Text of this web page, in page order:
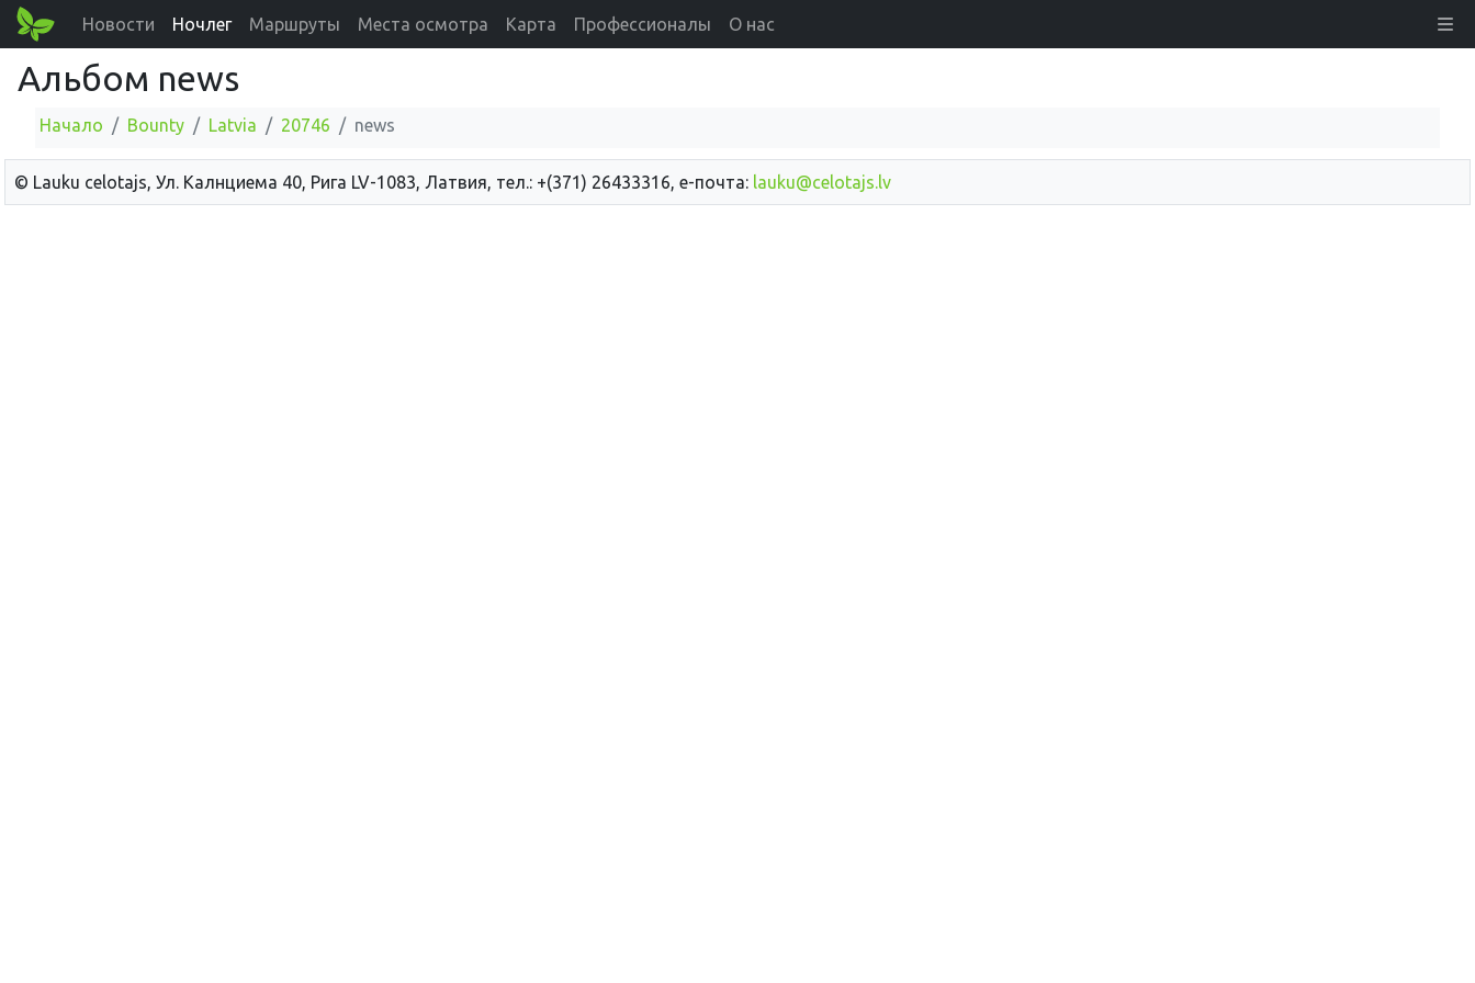
Новости Ночлег Маршруты Места осмотра Карта Профессионалы О нас
Альбом news
Начало Bounty Latvia 20746 news
© Lauku сelotajs, Ул. Калнциема 40, Рига LV-1083, Латвия, тел.: +(371) 26433316, е-почта: lauku@celotajs.lv